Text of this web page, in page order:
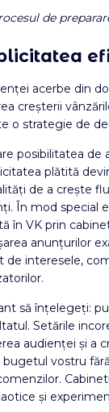
de
acerbe din
creșterii
o strategie de
posibilitatea de
plătită
de a crește
În mod special
în VK prin
anunțurilor
de interesele,
să înțelegeți:
Setările
audienței și a
bugetul vostru
și